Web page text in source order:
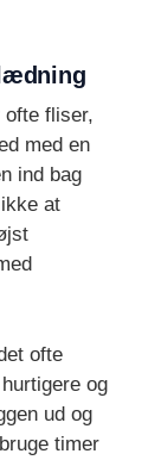
ofte fliser,
med en
ind bag
at
ofte
og
ud og
timer